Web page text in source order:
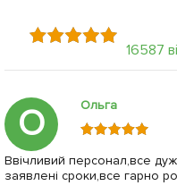
16587
О Ольга
Ввічливий персонал,все
заявлені сроки,все гарно